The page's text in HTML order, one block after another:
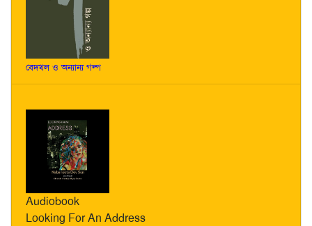
বেদখল ও অন্যান্য গল্প
Audiobook
Looking For An Address